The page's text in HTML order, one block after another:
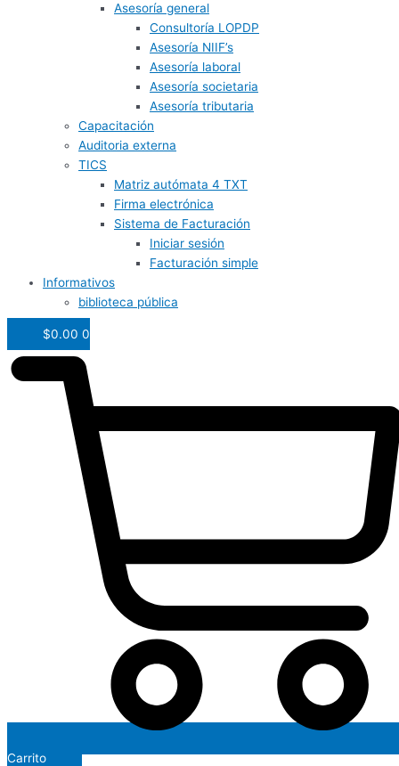
Asesoría general
Consultoría LOPDP
Asesoría NIIF’s
Asesoría laboral
Asesoría societaria
Asesoría tributaria
Capacitación
Auditoria externa
TICS
Matriz autómata 4 TXT
Firma electrónica
Sistema de Facturación
Iniciar sesión
Facturación simple
Informativos
biblioteca pública
$0.00 0
Carrito